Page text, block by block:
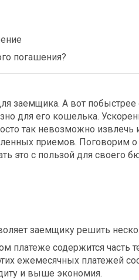
погашения?
заемщика. А вот побыстрее
для его кошелька.
так невозможно извлечь
приемов. Поговорим
это с пользой для своего
заемщику решить
содержится часть
ежемесячных платежей
и выше экономия.